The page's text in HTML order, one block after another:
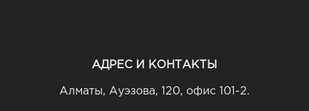
АДРЕС И КОНТАКТЫ
Алматы, Ауэзова, 120, офис 101-2.